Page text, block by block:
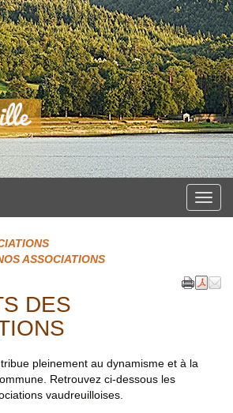
Menu
ASSOCIATIONS
DES
pleinement au dynamisme et à la
Retrouvez ci-dessous les
vaudreuilloises.